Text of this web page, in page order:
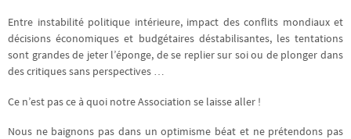
Entre instabilité politique intérieure, impact des conflits mondiaux et
décisions économiques et budgétaires déstabilisantes, les tentations
sont grandes de jeter l’éponge, de se replier sur soi ou de plonger dans
des critiques sans perspectives …
Ce n’est pas ce à quoi notre Association se laisse aller !
Nous ne baignons pas dans un optimisme béat et ne prétendons pas